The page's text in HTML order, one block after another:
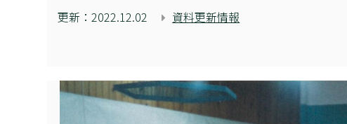
更新：2022.12.02 資料更新情報